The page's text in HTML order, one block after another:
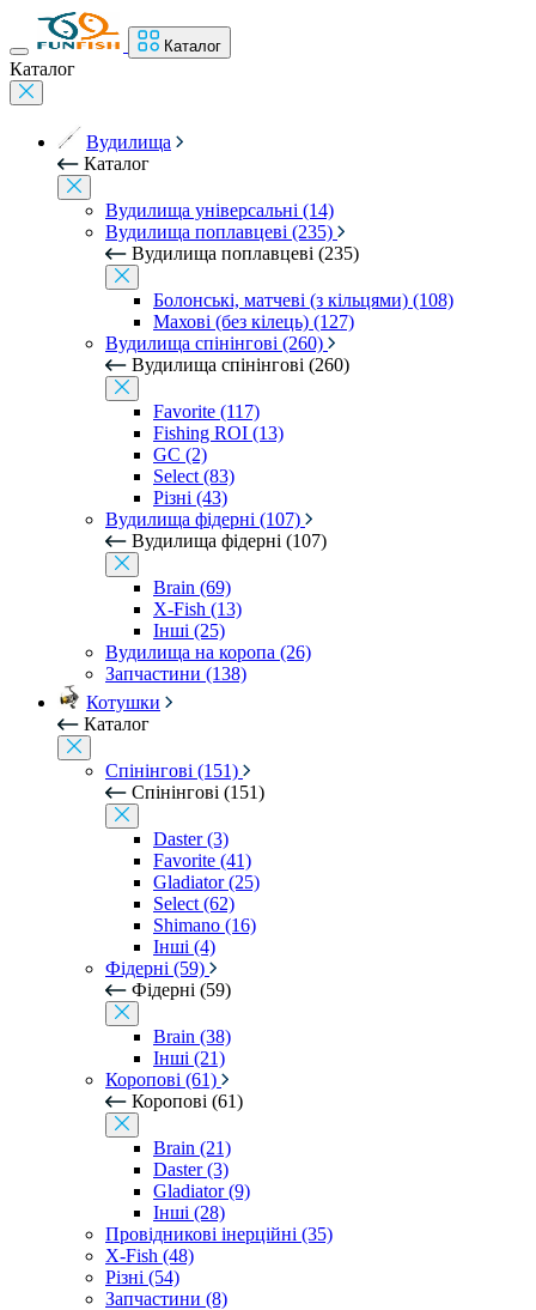
Каталог
Каталог
Вудилища
Каталог
Вудилища універсальні (14)
Вудилища поплавцеві (235)
Вудилища поплавцеві (235)
Болонські, матчеві (з кільцями) (108)
Махові (без кілець) (127)
Вудилища спінінгові (260)
Вудилища спінінгові (260)
Favorite (117)
Fishing ROI (13)
GC (2)
Select (83)
Різні (43)
Вудилища фідерні (107)
Вудилища фідерні (107)
Brain (69)
X-Fish (13)
Інші (25)
Вудилища на коропа (26)
Запчастини (138)
Котушки
Каталог
Спінінгові (151)
Спінінгові (151)
Daster (3)
Favorite (41)
Gladiator (25)
Select (62)
Shimano (16)
Інші (4)
Фідерні (59)
Фідерні (59)
Brain (38)
Інші (21)
Коропові (61)
Коропові (61)
Brain (21)
Daster (3)
Gladiator (9)
Інші (28)
Провідникові інерційні (35)
X-Fish (48)
Різні (54)
Запчастини (8)